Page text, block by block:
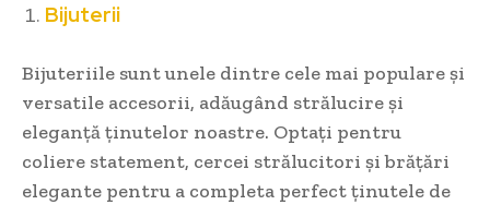
Bijuterii
Bijuteriile sunt unele dintre cele mai populare și
versatile accesorii, adăugând strălucire și
eleganță ținutelor noastre. Optați pentru
coliere statement, cercei strălucitori și brățări
elegante pentru a completa perfect ținutele de